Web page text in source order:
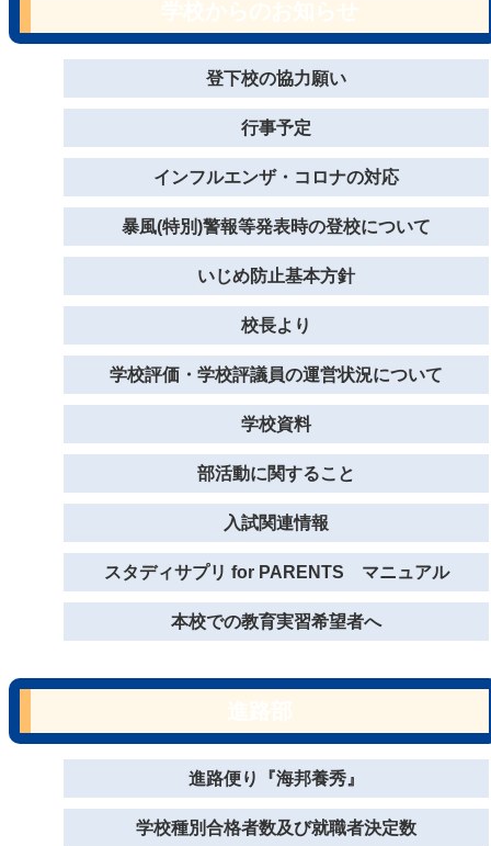
登下校の協力願い
行事予定
インフルエンザ・コロナの対応
暴風(特別)警報等発表時の登校について
いじめ防止基本方針
校長より
学校評価・学校評議員の運営状況について
学校資料
部活動に関すること
入試関連情報
スタディサプリ for PARENTS マニュアル
本校での教育実習希望者へ
進路便り『海邦養秀』
学校種別合格者数及び就職者決定数